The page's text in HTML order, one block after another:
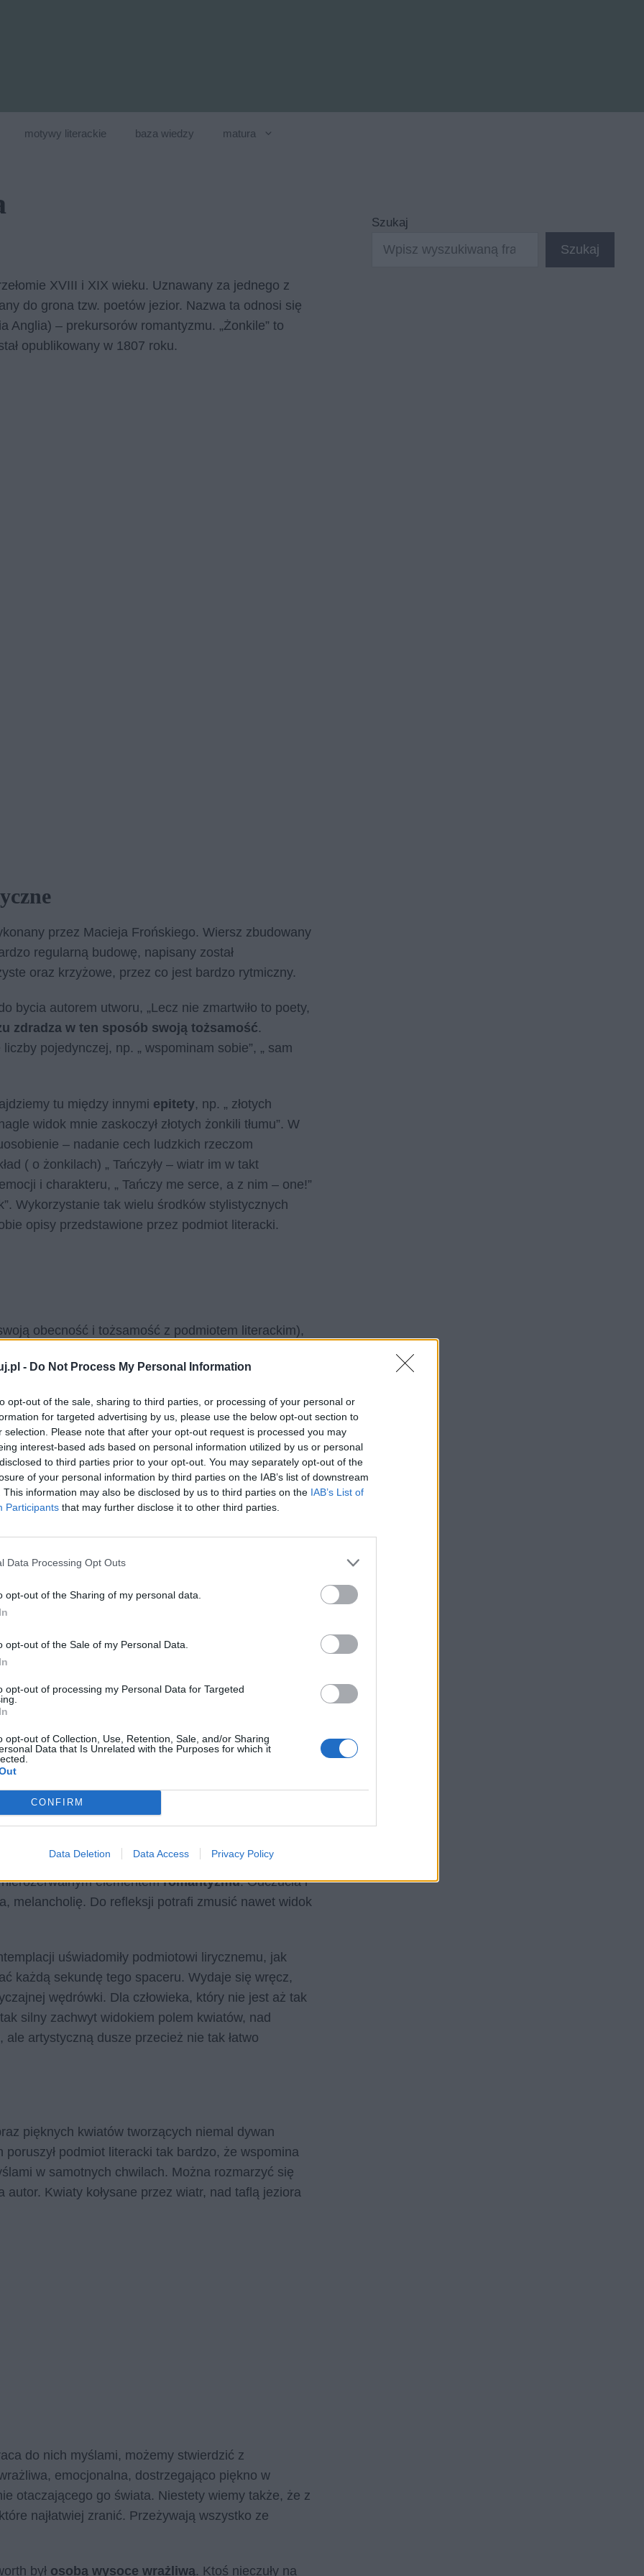
- Do Not Process My Personal Information
opt-out of the sale, sharing to third parties, or processing of your personal or
for targeted advertising by us, please use the below opt-out section to
selection. Please note that after your opt-out request is processed you may
interest-based ads based on personal information utilized by us or personal
to third parties prior to your opt-out. You may separately opt-out of the
of your personal information by third parties on the IAB’s list of downstream
This information may also be disclosed by us to third parties on the IAB’s List of
Participants that may further disclose it to other third parties.
Data Processing Opt Outs
opt-out of the Sharing of my personal data.
opt-out of the Sale of my Personal Data.
opt-out of processing my Personal Data for Targeted
opt-out of Collection, Use, Retention, Sale, and/or Sharing
Data that Is Unrelated with the Purposes for which it
CONFIRM
Data Deletion Data Access Privacy Policy
motywy literackie baza wiedzy matura
XVIII i XIX wieku. Uznawany za jednego z
do grona tzw. poetów jezior. Nazwa ta odnosi się
Anglia) – prekursorów romantyzmu. „Żonkile” to
opublikowany w 1807 roku.
przez Macieja Frońskiego. Wiersz zbudowany
regularną budowę, napisany został
oraz krzyżowe, przez co jest bardzo rytmiczny.
bycia autorem utworu, „Lecz nie zmar­twi­ło to po­ety,
zdradza w ten sposób swoją tożsamość.
pojedynczej, np. „ wspominam sobie”, „ sam
tu między innymi epitety, np. „ złotych
wi­dok mnie za­sko­czył zło­tych żon­ki­li tłu­mu”. W
– nadanie cech ludzkich rzeczom
( o żonkilach) „ Tańczyły – wiatr im w takt
i charakteru, „ Tań­czy me ser­ce, a z nim – one!”
Wykorzystanie tak wielu środków stylistycznych
opisy przedstawione przez podmiot literacki.
obecność i tożsamość z podmiotem literackim),
nam jeziora. W bogaty sposób opisuje piękno
wrażenie zalewać krajobraz. Jest to
każdy szczegół – taniec kwiatów na wietrze,
zachwycił go tak bardzo, że wspomina go
osobą niezwykle wrażliwą na piękno.
w utworze. Znacznie ważniejsza jest
natury, refleksja, poczucie spokoju,
wręcz sielankowy spokój. Dostrzega delikatny
wydaje się jakby wtapiał się w cisze i był
domu uświadamia mu, jakim szczęściarzem jest
mu spokój i umila samotnie spędzany czas. Tak
elementemromantyzmu. Odczucia i
melancholię. Do refleksji potrafi zmusić nawet widok
uświadomiły podmiotowi lirycznemu, jak
każdą sekundę tego spaceru. Wydaje się wręcz,
wędrówki. Dla człowieka, który nie jest aż tak
silny zachwyt widokiem polem kwiatów, nad
artystyczną dusze przecież nie tak łatwo
pięknych kwiatów tworzących niemal dywan
podmiot literacki tak bardzo, że wspomina
w samotnych chwilach. Można rozmarzyć się
Kwiaty kołysane przez wiatr, nad taflą jeziora
do nich myślami, możemy stwierdzić z
emocjonalna, dostrzegająco piękno w
otaczającego go świata. Niestety wiemy także, że z
najłatwiej zranić. Przeżywają wszystko ze
był osobą wysoce wrażliwą. Ktoś nieczuły na
Szukaj
Szukaj